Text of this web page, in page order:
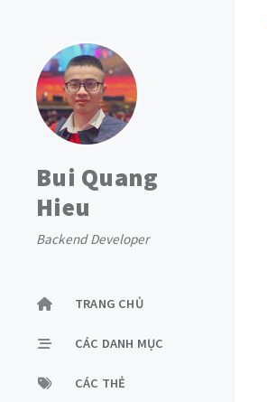
Bui Quang
Hieu
Backend Developer
TRANG CHỦ
CÁC DANH MỤC
CÁC THẺ